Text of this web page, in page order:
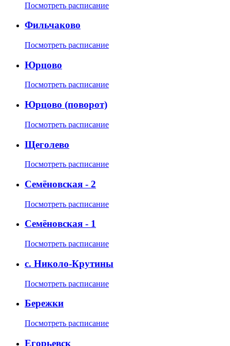
Посмотреть расписание
Фильчаково
Посмотреть расписание
Юрцово
Посмотреть расписание
Юрцово (поворот)
Посмотреть расписание
Щеголево
Посмотреть расписание
Семёновская - 2
Посмотреть расписание
Семёновская - 1
Посмотреть расписание
с. Николо-Крутины
Посмотреть расписание
Бережки
Посмотреть расписание
Егорьевск